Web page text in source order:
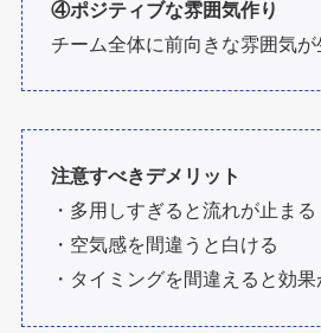
④ポジティブな雰囲気作り
チーム全体に前向きな雰囲気が
注意すべきデメリット
・多用しすぎると流れが止まる
・空気感を間違うと白ける
・タイミングを間違えると効